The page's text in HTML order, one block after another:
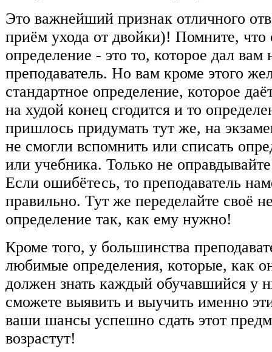
Это важнейший признак отличного
приём ухода от двойки)! Помните, что
определение - это то, которое дал вам
преподаватель. Но вам кроме этого
стандартное определение, которое
на худой конец сгодится и то
пришлось придумать тут же, на
не смогли вспомнить или списать
или учебника. Только не
Если ошибётесь, то преподаватель
правильно. Тут же переделайте своё
определение так, как ему нужно!
Кроме того, у большинства
любимые определения, которые, как
должен знать каждый обучавшийся у
сможете выявить и выучить именно
ваши шансы успешно сдать этот
возрастут!